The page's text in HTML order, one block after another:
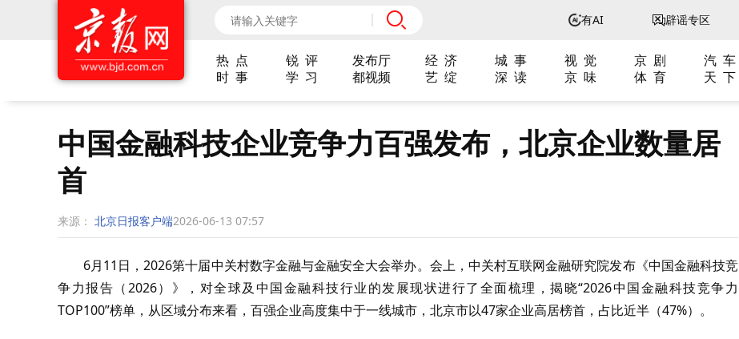
有AI 辟谣专区
热 点 锐 评 发布厅 经 济 城 事 视 觉 京 剧 汽 车
时 事
学 习 都视频 艺 绽 深 读 京 味 体 育 天 下
中国金融科技企业竞争力百强发布，北京企业数量居
首
来源： 北京日报客户端2026-06-13 07:57
6月11日，2026第十届中关村数字金融与金融安全大会举办。会上，中关村互联网金融研究院发布《中国金融科技竞
争力报告（2026）》，对全球及中国金融科技行业的发展现状进行了全面梳理，揭晓“2026中国金融科技竞争力
TOP100”榜单，从区域分布来看，百强企业高度集中于一线城市，北京市以47家企业高居榜首，占比近半（47%）。